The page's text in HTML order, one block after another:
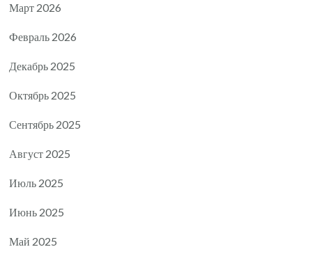
Март 2026
Февраль 2026
Декабрь 2025
Октябрь 2025
Сентябрь 2025
Август 2025
Июль 2025
Июнь 2025
Май 2025